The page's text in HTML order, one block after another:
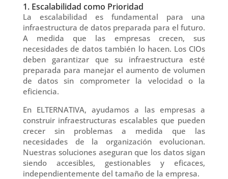
1. Escalabilidad como Prioridad
La escalabilidad es fundamental para una
infraestructura de datos preparada para el futuro.
A medida que las empresas crecen, sus
necesidades de datos también lo hacen. Los CIOs
deben garantizar que su infraestructura esté
preparada para manejar el aumento de volumen
de datos sin comprometer la velocidad o la
eficiencia.
En ELTERNATIVA, ayudamos a las empresas a
construir infraestructuras escalables que pueden
crecer sin problemas a medida que las
necesidades de la organización evolucionan.
Nuestras soluciones aseguran que los datos sigan
siendo accesibles, gestionables y eficaces,
independientemente del tamaño de la empresa.